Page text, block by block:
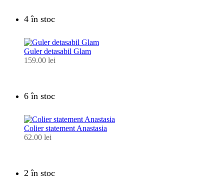
4 în stoc
Guler detasabil Glam
159.00 lei
6 în stoc
Colier statement Anastasia
62.00 lei
2 în stoc